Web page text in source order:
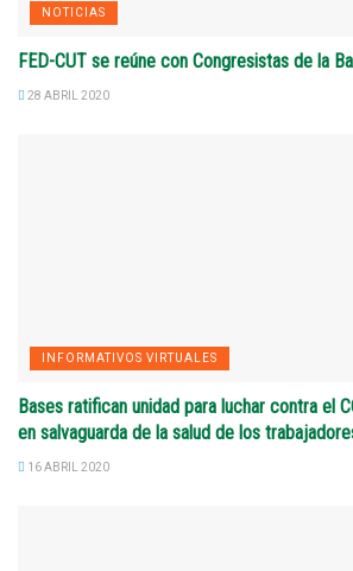
NOTICIAS
FED-CUT se reúne con Congresistas de la
28 ABRIL 2020
INFORMATIVOS VIRTUALES
Bases ratifican unidad para luchar contra el
en salvaguarda de la salud de los
16 ABRIL 2020